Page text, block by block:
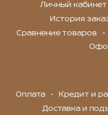
Личный кабинет
История
Сравнение товаров
Оплата Кредит и
Доставка и